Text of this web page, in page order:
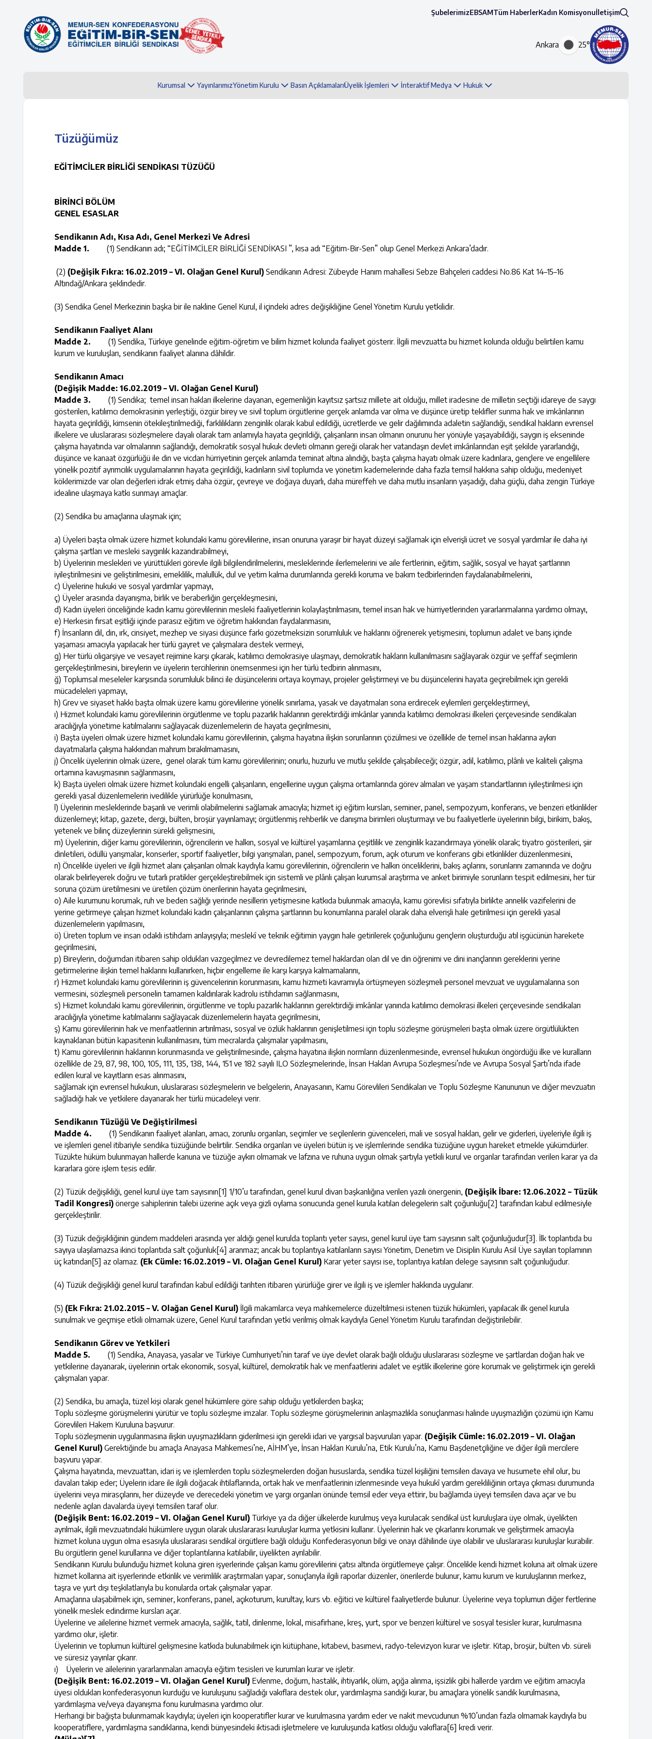
ŞubelerimizEBSAMTüm HaberlerKadın Komisyonuİletişim
Ankara 25°
Kurumsal YayınlarımızYönetim Kurulu Basın AçıklamalarıÜyelik İşlemleri İnteraktif Medya Hukuk
Tüzüğümüz
EĞİTİMCİLER BİRLİĞİ SENDİKASI TÜZÜĞÜ
BİRİNCİ BÖLÜM
GENEL ESASLAR
Sendikanın Adı, Kısa Adı, Genel Merkezi Ve Adresi
Madde 1. (1) Sendikanın adı; “EĞİTİMCİLER BİRLİĞİ SENDİKASI ”, kısa adı “Eğitim-Bir-Sen” olup Genel Merkezi Ankara’dadır.
(2) (Değişik Fıkra: 16.02.2019 – VI. Olağan Genel Kurul) Sendikanın Adresi: Zübeyde Hanım mahallesi Sebze Bahçeleri caddesi No.86 Kat 14–15–16
Altındağ/Ankara şeklindedir.
(3) Sendika Genel Merkezinin başka bir ile nakline Genel Kurul, il içindeki adres değişikliğine Genel Yönetim Kurulu yetkilidir.
Sendikanın Faaliyet Alanı
Madde 2. (1) Sendika, Türkiye genelinde eğitim-öğretim ve bilim hizmet kolunda faaliyet gösterir. İlgili mevzuatta bu hizmet kolunda olduğu belirtilen kamu
kurum ve kuruluşları, sendikanın faaliyet alanına dâhildir.
Sendikanın Amacı
(Değişik Madde: 16.02.2019 – VI. Olağan Genel Kurul)
Madde 3. (1) Sendika; temel insan hakları ilkelerine dayanan, egemenliğin kayıtsız şartsız millete ait olduğu, millet iradesine de milletin seçtiği idareye de saygı
gösterilen, katılımcı demokrasinin yerleştiği, özgür birey ve sivil toplum örgütlerine gerçek anlamda var olma ve düşünce üretip teklifler sunma hak ve imkânlarının
hayata geçirildiği, kimsenin ötekileştirilmediği, farklılıkların zenginlik olarak kabul edildiği, ücretlerde ve gelir dağılımında adaletin sağlandığı, sendikal hakların evrensel
ilkelere ve uluslararası sözleşmelere dayalı olarak tam anlamıyla hayata geçirildiği, çalışanların insan olmanın onurunu her yönüyle yaşayabildiği, saygın iş ekseninde
çalışma hayatında var olmalarının sağlandığı, demokratik sosyal hukuk devleti olmanın gereği olarak her vatandaşın devlet imkânlarından eşit şekilde yararlandığı,
düşünce ve kanaat özgürlüğü ile din ve vicdan hürriyetinin gerçek anlamda teminat altına alındığı, başta çalışma hayatı olmak üzere kadınlara, gençlere ve engellilere
yönelik pozitif ayrımcılık uygulamalarının hayata geçirildiği, kadınların sivil toplumda ve yönetim kademelerinde daha fazla temsil hakkına sahip olduğu, medeniyet
köklerimizde var olan değerleri idrak etmiş daha özgür, çevreye ve doğaya duyarlı, daha müreffeh ve daha mutlu insanların yaşadığı, daha güçlü, daha zengin Türkiye
idealine ulaşmaya katkı sunmayı amaçlar.
(2) Sendika bu amaçlarına ulaşmak için;
a) Üyeleri başta olmak üzere hizmet kolundaki kamu görevlilerine, insan onuruna yaraşır bir hayat düzeyi sağlamak için elverişli ücret ve sosyal yardımlar ile daha iyi
çalışma şartları ve mesleki saygınlık kazandırabilmeyi,
b) Üyelerinin meslekleri ve yürüttükleri görevle ilgili bilgilendirilmelerini, mesleklerinde ilerlemelerini ve aile fertlerinin, eğitim, sağlık, sosyal ve hayat şartlarının
iyileştirilmesini ve geliştirilmesini, emeklilik, malullük, dul ve yetim kalma durumlarında gerekli koruma ve bakım tedbirlerinden faydalanabilmelerini,
c) Üyelerine hukuki ve sosyal yardımlar yapmayı,
ç) Üyeler arasında dayanışma, birlik ve beraberliğin gerçekleşmesini,
d) Kadın üyeleri önceliğinde kadın kamu görevlilerinin mesleki faaliyetlerinin kolaylaştırılmasını, temel insan hak ve hürriyetlerinden yararlanmalarına yardımcı olmayı,
e) Herkesin fırsat eşitliği içinde parasız eğitim ve öğretim hakkından faydalanmasını,
f) İnsanların dil, din, ırk, cinsiyet, mezhep ve siyasi düşünce farkı gözetmeksizin sorumluluk ve haklarını öğrenerek yetişmesini, toplumun adalet ve barış içinde
yaşaması amacıyla yapılacak her türlü gayret ve çalışmalara destek vermeyi,
g) Her türlü oligarşiye ve vesayet rejimine karşı çıkarak, katılımcı demokrasiye ulaşmayı, demokratik hakların kullanılmasını sağlayarak özgür ve şeffaf seçimlerin
gerçekleştirilmesini, bireylerin ve üyelerin tercihlerinin önemsenmesi için her türlü tedbirin alınmasını,
ğ) Toplumsal meseleler karşısında sorumluluk bilinci ile düşüncelerini ortaya koymayı, projeler geliştirmeyi ve bu düşüncelerini hayata geçirebilmek için gerekli
mücadeleleri yapmayı,
h) Grev ve siyaset hakkı başta olmak üzere kamu görevlilerine yönelik sınırlama, yasak ve dayatmaları sona erdirecek eylemleri gerçekleştirmeyi,
ı) Hizmet kolundaki kamu görevlilerinin örgütlenme ve toplu pazarlık haklarının gerektirdiği imkânlar yanında katılımcı demokrasi ilkeleri çerçevesinde sendikaları
aracılığıyla yönetime katılmalarını sağlayacak düzenlemelerin de hayata geçirilmesini,
i) Başta üyeleri olmak üzere hizmet kolundaki kamu görevlilerinin, çalışma hayatına ilişkin sorunlarının çözülmesi ve özellikle de temel insan haklarına aykırı
dayatmalarla çalışma hakkından mahrum bırakılmamasını,
j) Öncelik üyelerinin olmak üzere, genel olarak tüm kamu görevlilerinin; onurlu, huzurlu ve mutlu şekilde çalışabileceği; özgür, adil, katılımcı, plânlı ve kaliteli çalışma
ortamına kavuşmasının sağlanmasını,
k) Başta üyeleri olmak üzere hizmet kolundaki engelli çalışanların, engellerine uygun çalışma ortamlarında görev almaları ve yaşam standartlarının iyileştirilmesi için
gerekli yasal düzenlemelerin ivedilikle yürürlüğe konulmasını,
l) Üyelerinin mesleklerinde başarılı ve verimli olabilmelerini sağlamak amacıyla; hizmet içi eğitim kursları, seminer, panel, sempozyum, konferans, ve benzeri etkinlikler
düzenlemeyi; kitap, gazete, dergi, bülten, broşür yayınlamayı; örgütlenmiş rehberlik ve danışma birimleri oluşturmayı ve bu faaliyetlerle üyelerinin bilgi, birikim, bakış,
yetenek ve bilinç düzeylerinin sürekli gelişmesini,
m) Üyelerinin, diğer kamu görevlilerinin, öğrencilerin ve halkın, sosyal ve kültürel yaşamlarına çeşitlilik ve zenginlik kazandırmaya yönelik olarak; tiyatro gösterileri, şiir
dinletileri, ödüllü yarışmalar, konserler, sportif faaliyetler, bilgi yarışmaları, panel, sempozyum, forum, açık oturum ve konferans gibi etkinlikler düzenlenmesini,
n) Öncelikle üyeleri ve ilgili hizmet alanı çalışanları olmak kaydıyla kamu görevlilerinin, öğrencilerin ve halkın önceliklerini, bakış açılarını, sorunlarını zamanında ve doğru
olarak belirleyerek doğru ve tutarlı pratikler gerçekleştirebilmek için sistemli ve plânlı çalışan kurumsal araştırma ve anket birimiyle sorunların tespit edilmesini, her tür
soruna çözüm üretilmesini ve üretilen çözüm önerilerinin hayata geçirilmesini,
o) Aile kurumunu korumak, ruh ve beden sağlığı yerinde nesillerin yetişmesine katkıda bulunmak amacıyla, kamu görevlisi sıfatıyla birlikte annelik vazifelerini de
yerine getirmeye çalışan hizmet kolundaki kadın çalışanlarının çalışma şartlarının bu konumlarına paralel olarak daha elverişli hale getirilmesi için gerekli yasal
düzenlemelerin yapılmasını,
ö) Üreten toplum ve insan odaklı istihdam anlayışıyla; meslekî ve teknik eğitimin yaygın hale getirilerek çoğunluğunu gençlerin oluşturduğu atıl işgücünün harekete
geçirilmesini,
p) Bireylerin, doğumdan itibaren sahip oldukları vazgeçilmez ve devredilemez temel haklardan olan dil ve din öğrenimi ve dini inançlarının gereklerini yerine
getirmelerine ilişkin temel haklarını kullanırken, hiçbir engelleme ile karşı karşıya kalmamalarını,
r) Hizmet kolundaki kamu görevlilerinin iş güvencelerinin korunmasını, kamu hizmeti kavramıyla örtüşmeyen sözleşmeli personel mevzuat ve uygulamalarına son
vermesini, sözleşmeli personelin tamamen kaldırılarak kadrolu istihdamın sağlanmasını,
s) Hizmet kolundaki kamu görevlilerinin, örgütlenme ve toplu pazarlık haklarının gerektirdiği imkânlar yanında katılımcı demokrasi ilkeleri çerçevesinde sendikaları
aracılığıyla yönetime katılmalarını sağlayacak düzenlemelerin hayata geçirilmesini,
ş) Kamu görevlilerinin hak ve menfaatlerinin artırılması, sosyal ve özlük haklarının genişletilmesi için toplu sözleşme görüşmeleri başta olmak üzere örgütlülükten
kaynaklanan bütün kapasitenin kullanılmasını, tüm mecralarda çalışmalar yapılmasını,
t) Kamu görevlilerinin haklarının korunmasında ve geliştirilmesinde, çalışma hayatına ilişkin normların düzenlenmesinde, evrensel hukukun öngördüğü ilke ve kuralların
özellikle de 29, 87, 98, 100, 105, 111, 135, 138, 144, 151 ve 182 sayılı ILO Sözleşmelerinde, İnsan Hakları Avrupa Sözleşmesi’nde ve Avrupa Sosyal Şartı’nda ifade
edilen kural ve kayıtların esas alınmasını,
sağlamak için evrensel hukukun, uluslararası sözleşmelerin ve belgelerin, Anayasanın, Kamu Görevlileri Sendikaları ve Toplu Sözleşme Kanununun ve diğer mevzuatın
sağladığı hak ve yetkilere dayanarak her türlü mücadeleyi verir.
Sendikanın Tüzüğü Ve Değiştirilmesi
Madde 4. (1) Sendikanın faaliyet alanları, amacı, zorunlu organları, seçimler ve seçilenlerin güvenceleri, mali ve sosyal hakları, gelir ve giderleri, üyeleriyle ilgili iş
ve işlemleri genel itibariyle sendika tüzüğünde belirtilir. Sendika organları ve üyeleri bütün iş ve işlemlerinde sendika tüzüğüne uygun hareket etmekle yükümdürler.
Tüzükte hüküm bulunmayan hallerde kanuna ve tüzüğe aykırı olmamak ve lafzına ve ruhuna uygun olmak şartıyla yetkili kurul ve organlar tarafından verilen karar ya da
kararlara göre işlem tesis edilir.
(2) Tüzük değişikliği, genel kurul üye tam sayısının [1] 1/10’u tarafından, genel kurul divan başkanlığına verilen yazılı önergenin, (Değişik İbare: 12.06.2022 – Tüzük
Tadil Kongresi) önerge sahiplerinin talebi üzerine açık veya gizli oylama sonucunda genel kurula katılan delegelerin salt çoğunluğu [2] tarafından kabul edilmesiyle
gerçekleştirilir.
(3) Tüzük değişikliğinin gündem maddeleri arasında yer aldığı genel kurulda toplantı yeter sayısı, genel kurul üye tam sayısının salt çoğunluğudur[3]. İlk toplantıda bu
sayıya ulaşılamazsa ikinci toplantıda salt çoğunluk[4] aranmaz; ancak bu toplantıya katılanların sayısı Yönetim, Denetim ve Disiplin Kurulu Asil Üye sayıları toplamının
üç katından [5] az olamaz. (Ek Cümle: 16.02.2019 – VI. Olağan Genel Kurul) Karar yeter sayısı ise, toplantıya katılan delege sayısının salt çoğunluğudur.
(4) Tüzük değişikliği genel kurul tarafından kabul edildiği tarihten itibaren yürürlüğe girer ve ilgili iş ve işlemler hakkında uygulanır.
(5) (Ek Fıkra: 21.02.2015 – V. Olağan Genel Kurul) İlgili makamlarca veya mahkemelerce düzeltilmesi istenen tüzük hükümleri, yapılacak ilk genel kurula
sunulmak ve geçmişe etkili olmamak üzere, Genel Kurul tarafından yetki verilmiş olmak kaydıyla Genel Yönetim Kurulu tarafından değiştirilebilir.
Sendikanın Görev ve Yetkileri
Madde 5. (1) Sendika, Anayasa, yasalar ve Türkiye Cumhuriyeti’nin taraf ve üye devlet olarak bağlı olduğu uluslararası sözleşme ve şartlardan doğan hak ve
yetkilerine dayanarak, üyelerinin ortak ekonomik, sosyal, kültürel, demokratik hak ve menfaatlerini adalet ve eşitlik ilkelerine göre korumak ve geliştirmek için gerekli
çalışmaları yapar.
(2) Sendika, bu amaçla, tüzel kişi olarak genel hükümlere göre sahip olduğu yetkilerden başka;
Toplu sözleşme görüşmelerini yürütür ve toplu sözleşme imzalar. Toplu sözleşme görüşmelerinin anlaşmazlıkla sonuçlanması halinde uyuşmazlığın çözümü için Kamu
Görevlileri Hakem Kuruluna başvurur.
Toplu sözleşmenin uygulanmasına ilişkin uyuşmazlıkların giderilmesi için gerekli idari ve yargısal başvuruları yapar. (Değişik Cümle: 16.02.2019 – VI. Olağan
Genel Kurul) Gerektiğinde bu amaçla Anayasa Mahkemesi’ne, AİHM’ye, İnsan Hakları Kurulu’na, Etik Kurulu’na, Kamu Başdenetçiliğine ve diğer ilgili mercilere
başvuru yapar.
Çalışma hayatında, mevzuattan, idari iş ve işlemlerden toplu sözleşmelerden doğan hususlarda, sendika tüzel kişiliğini temsilen davaya ve husumete ehil olur, bu
davaları takip eder; Üyelerin idare ile ilgili doğacak ihtilaflarında, ortak hak ve menfaatlerinin izlenmesinde veya hukukî yardım gerekliliğinin ortaya çıkması durumunda
üyelerini veya mirasçılarını, her düzeyde ve derecedeki yönetim ve yargı organları önünde temsil eder veya ettirir, bu bağlamda üyeyi temsilen dava açar ve bu
nedenle açılan davalarda üyeyi temsilen taraf olur.
(Değişik Bent: 16.02.2019 – VI. Olağan Genel Kurul) Türkiye ya da diğer ülkelerde kurulmuş veya kurulacak sendikal üst kuruluşlara üye olmak, üyelikten
ayrılmak, ilgili mevzuatındaki hükümlere uygun olarak uluslararası kuruluşlar kurma yetkisini kullanır. Üyelerinin hak ve çıkarlarını korumak ve geliştirmek amacıyla
hizmet koluna uygun olma esasıyla uluslararası sendikal örgütlere bağlı olduğu Konfederasyonun bilgi ve onayı dâhilinde üye olabilir ve uluslararası kuruluşlar kurabilir.
Bu örgütlerin genel kurullarına ve diğer toplantılarına katılabilir, üyelikten ayrılabilir.
Sendikanın Kurulu bulunduğu hizmet koluna giren işyerlerinde çalışan kamu görevlilerini çatısı altında örgütlemeye çalışır. Öncelikle kendi hizmet koluna ait olmak üzere
hizmet kollarına ait işyerlerinde etkinlik ve verimlilik araştırmaları yapar, sonuçlarıyla ilgili raporlar düzenler, önerilerde bulunur, kamu kurum ve kuruluşlarının merkez,
taşra ve yurt dışı teşkilatlarıyla bu konularda ortak çalışmalar yapar.
Amaçlarına ulaşabilmek için, seminer, konferans, panel, açıkoturum, kurultay, kurs vb. eğitici ve kültürel faaliyetlerde bulunur. Üyelerine veya toplumun diğer fertlerine
yönelik meslek edindirme kursları açar.
Üyelerine ve ailelerine hizmet vermek amacıyla, sağlık, tatil, dinlenme, lokal, misafirhane, kreş, yurt, spor ve benzeri kültürel ve sosyal tesisler kurar, kurulmasına
yardımcı olur, işletir.
Üyelerinin ve toplumun kültürel gelişmesine katkıda bulunabilmek için kütüphane, kitabevi, basımevi, radyo-televizyon kurar ve işletir. Kitap, broşür, bülten vb. süreli
ve süresiz yayınlar çıkarır.
ı) Üyelerin ve ailelerinin yararlanmaları amacıyla eğitim tesisleri ve kurumları kurar ve işletir.
(Değişik Bent: 16.02.2019 – VI. Olağan Genel Kurul) Evlenme, doğum, hastalık, ihtiyarlık, ölüm, açığa alınma, işsizlik gibi hallerde yardım ve eğitim amacıyla
üyesi oldukları konfederasyonun kurduğu ve kuruluşunu sağladığı vakıflara destek olur, yardımlaşma sandığı kurar, bu amaçlara yönelik sandık kurulmasına,
yardımlaşma ve/veya dayanışma fonu kurulmasına yardımcı olur.
Herhangi bir bağışta bulunmamak kaydıyla; üyeleri için kooperatifler kurar ve kurulmasına yardım eder ve nakit mevcudunun %10’undan fazla olmamak kaydıyla bu
kooperatiflere, yardımlaşma sandıklarına, kendi bünyesindeki iktisadi işletmelere ve kuruluşunda katkısı olduğu vakıflara [6] kredi verir.